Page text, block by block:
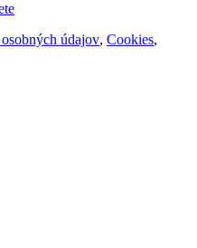
údajov, Cookies,